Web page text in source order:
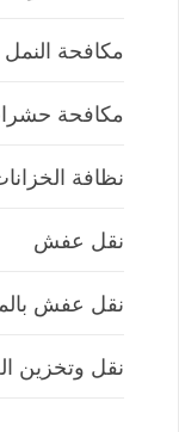
مكافحة النمل
مكافحة
نظافة
نقل عفش
نقل عفش
نقل وتخزين